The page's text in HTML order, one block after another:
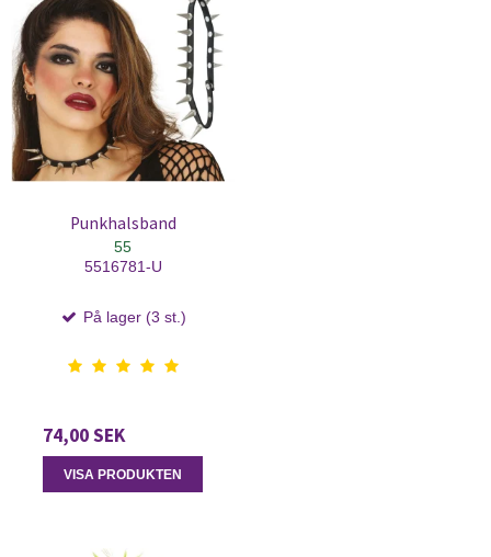
Punkhalsband
55
5516781-U
På lager (3 st.)
74,00 SEK
VISA PRODUKTEN